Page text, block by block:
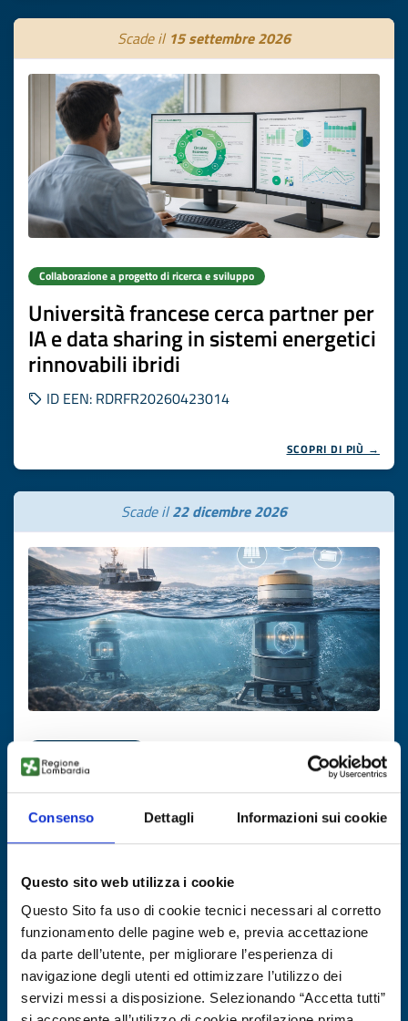
Consenso Dettagli Informazioni sui cookie
Questo sito web utilizza i cookie
Questo Sito fa uso di cookie tecnici necessari al corretto
funzionamento delle pagine web e, previa accettazione
da parte dell’utente, per migliorare l’esperienza di
navigazione degli utenti ed ottimizzare l’utilizzo dei
servizi messi a disposizione. Selezionando “Accetta tutti”
Scade il 15 settembre 2026
Collaborazione a progetto di ricerca e sviluppo
Università francese cerca partner per
IA e data sharing in sistemi energetici
rinnovabili ibridi
ID EEN: RDRFR20260423014
SCOPRI DI PIÙ →
Scade il22 dicembre 2026
Turbine mareomotrici senza pale per
energia continua
ID EEN: TOGB20251118014
Scade il 21 novembre 2026